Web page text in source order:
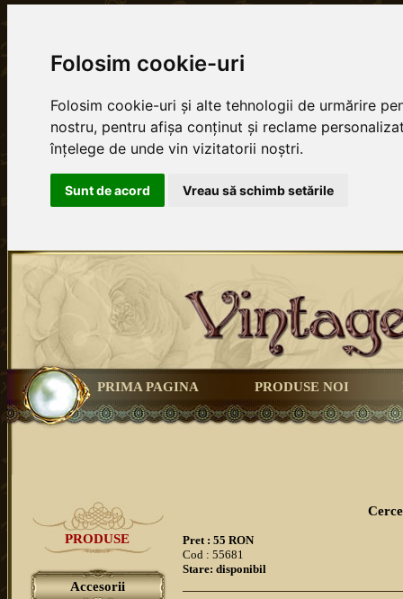
Folosim cookie-uri
Folosim cookie-uri și alte tehnologii de urmărire
nostru, pentru afișa conținut și reclame
înțelege de unde vin vizitatorii noștri.
Sunt de acord Vreau să schimb setările
PRIMA PAGINA PRODUSE NOI
PRODUSE
Accesorii
Pret : 55 RON
Cod : 55681
Stare: disponibil